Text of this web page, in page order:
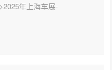
年上海车展-